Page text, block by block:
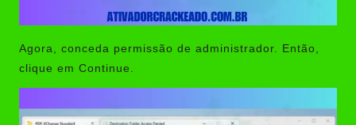
Agora, conceda permissão de administrador. Então,
clique em Continue.